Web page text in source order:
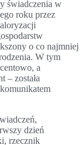
świadczenia w
roku przez
o co najmniej
W tym
a
– została
dzień
rzecznik